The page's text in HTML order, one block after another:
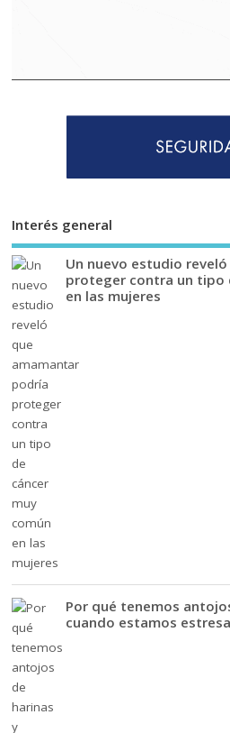
Interés general
Un nuevo estudio
proteger contra un tipo
en las mujeres
Por qué tenemos
cuando estamos